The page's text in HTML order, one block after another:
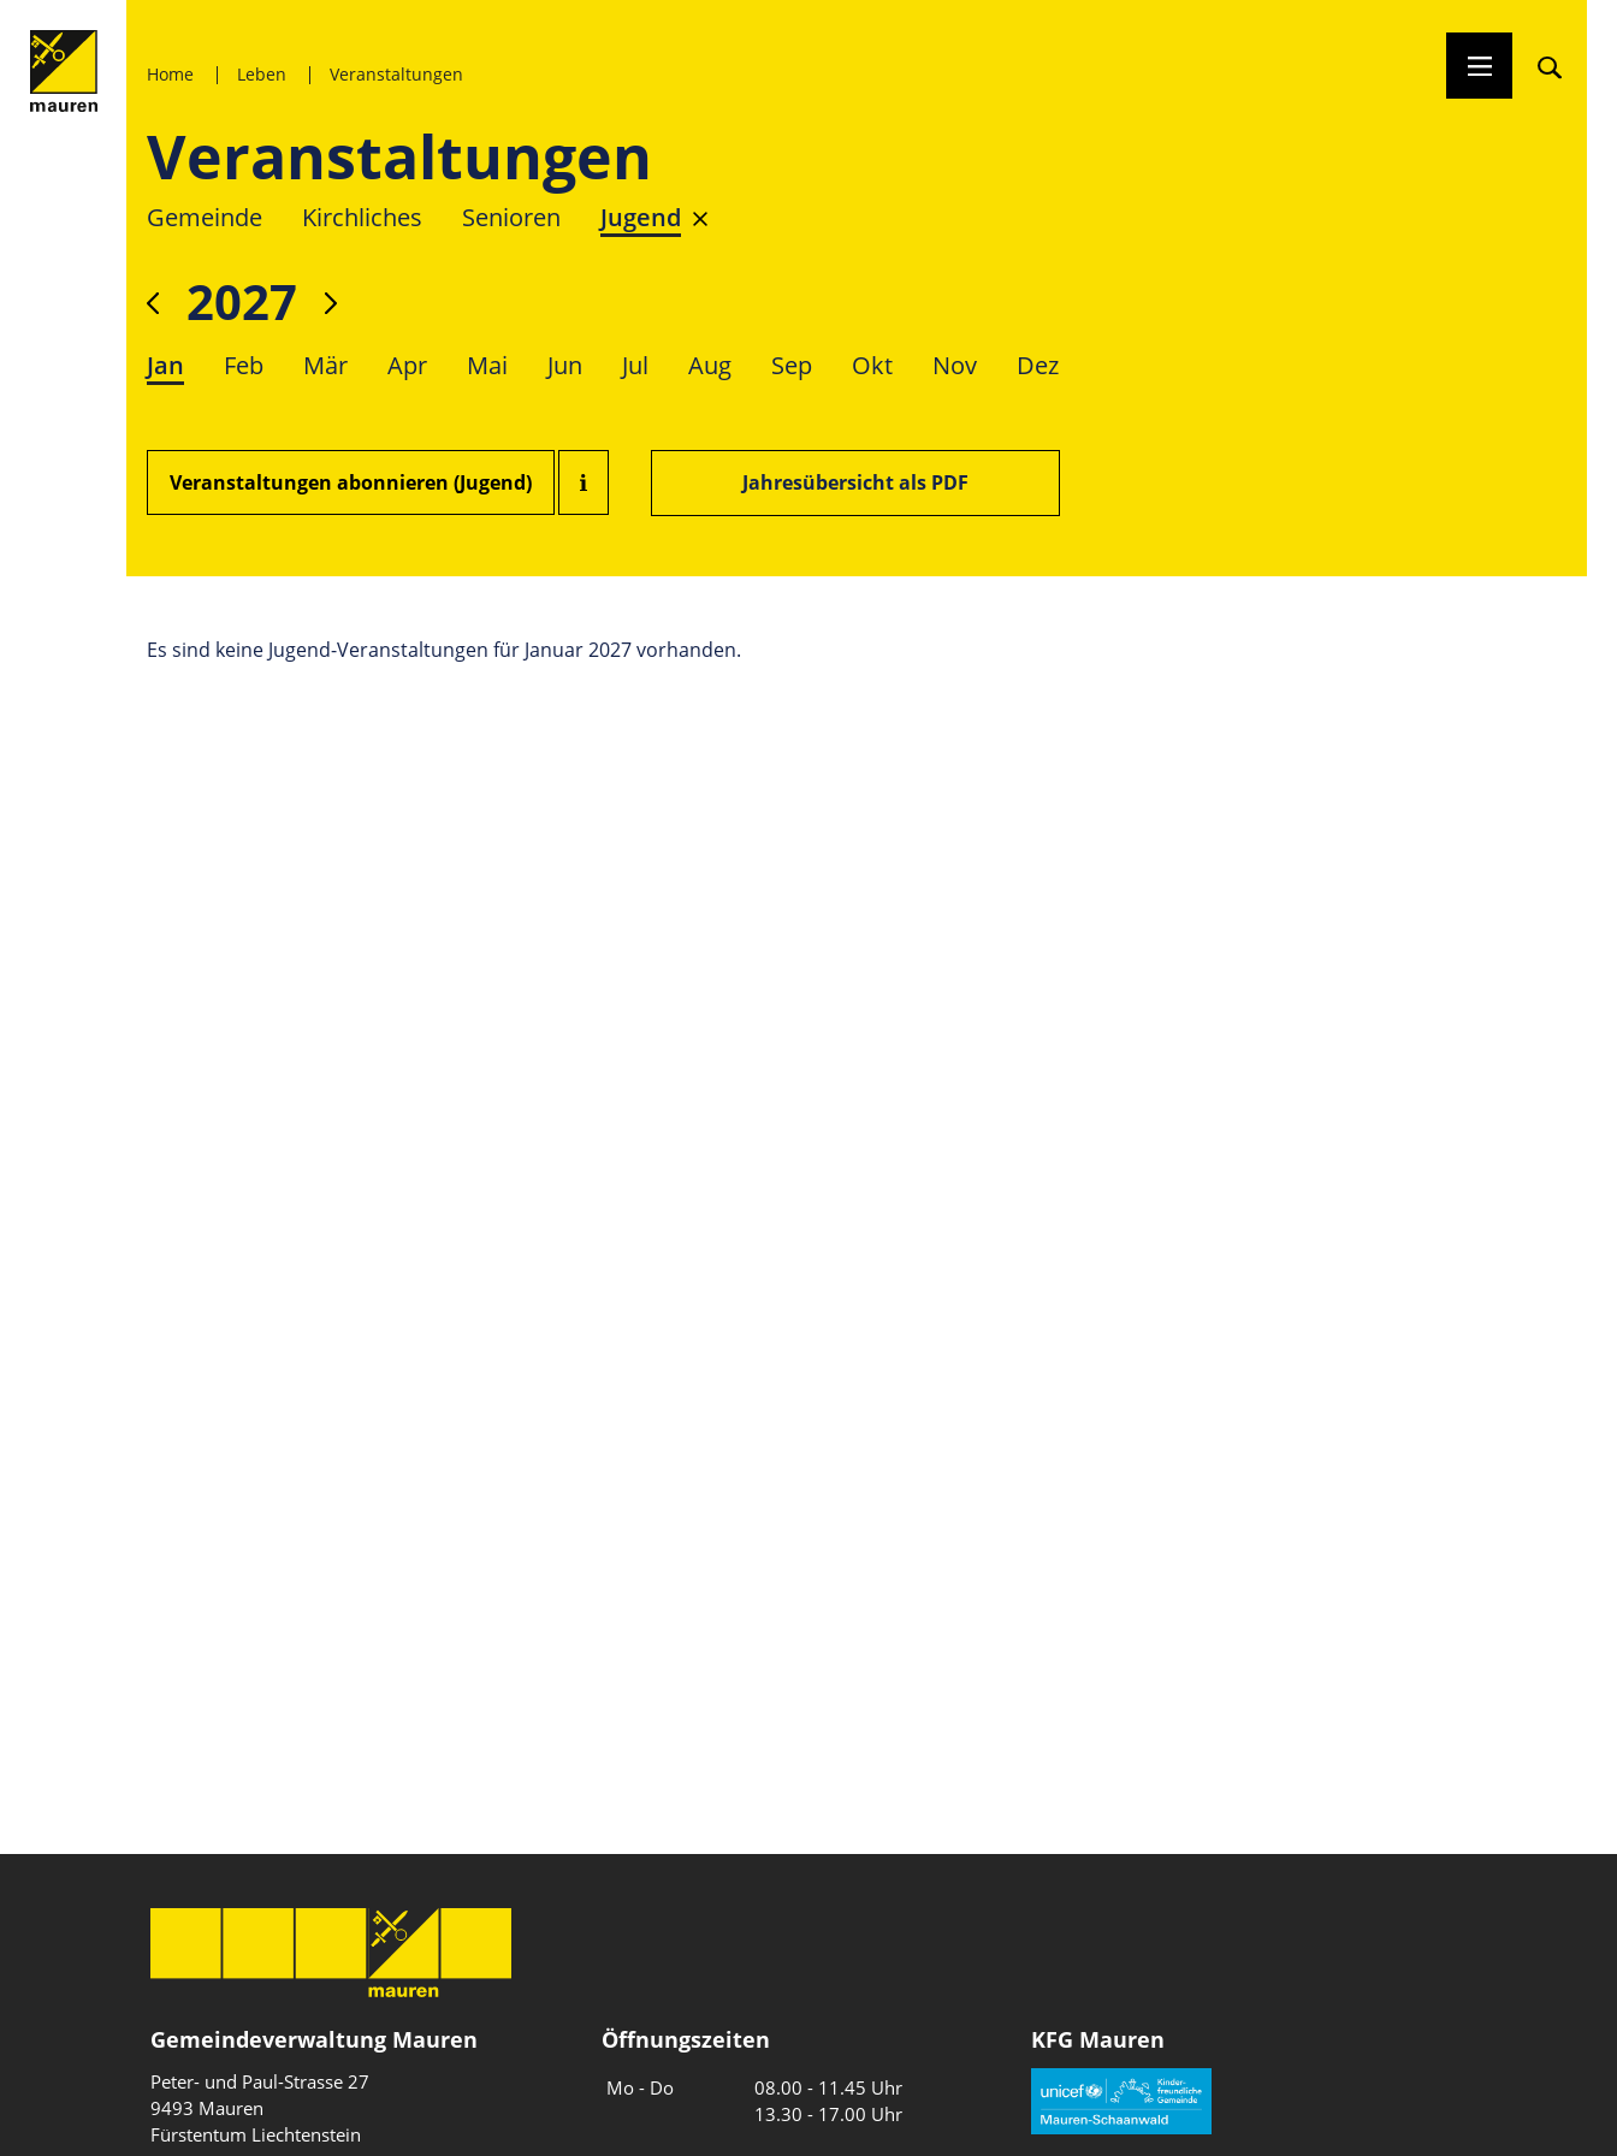
Home Leben Veranstaltungen
Veranstaltungen
Gemeinde Kirchliches Senioren Jugend
2027
Jan Feb Mär Apr Mai Jun Jul Aug Sep Okt Nov Dez
Veranstaltungen abonnieren (Jugend) Jahresübersicht als PDF
Es sind keine Jugend-Veranstaltungen für Januar 2027 vorhanden.
Gemeindeverwaltung Mauren
Peter- und Paul-Strasse 27
9493 Mauren
Fürstentum Liechtenstein
Öffnungszeiten
Mo - Do
08.00 - 11.45 Uhr
13.30 - 17.00 Uhr
KFG Mauren